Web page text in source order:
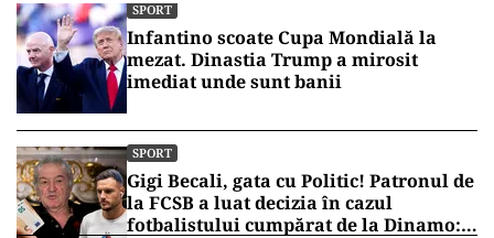
SPORT
Infantino scoate Cupa Mondială la
mezat. Dinastia Trump a mirosit
imediat unde sunt banii
SPORT
Gigi Becali, gata cu Politic! Patronul de
la FCSB a luat decizia în cazul
fotbalistului cumpărat de la Dinamo: